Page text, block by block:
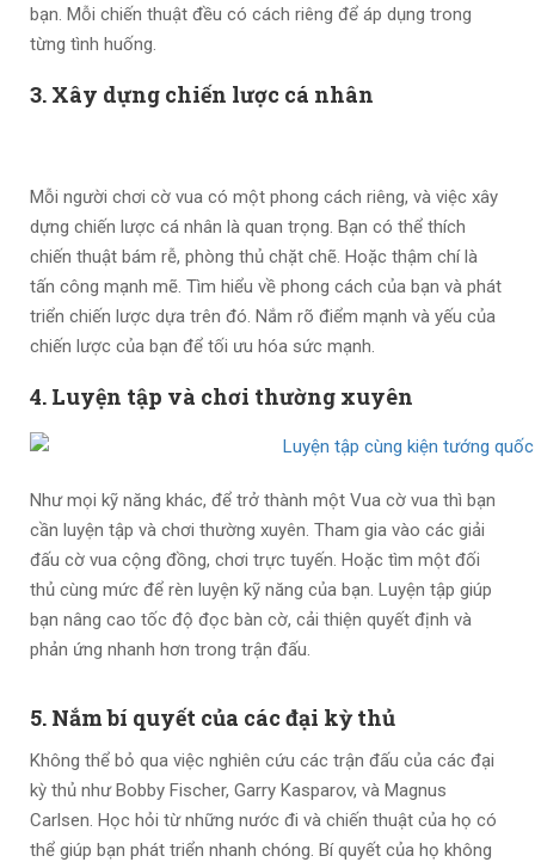
bạn. Mỗi chiến thuật đều có cách riêng để áp dụng trong
từng tình huống.
3. Xây dựng chiến lược cá nhân
Mỗi người chơi cờ vua có một phong cách riêng, và việc xây
dựng chiến lược cá nhân là quan trọng. Bạn có thể thích
chiến thuật bám rễ, phòng thủ chặt chẽ. Hoặc thậm chí là
tấn công mạnh mẽ. Tìm hiểu về phong cách của bạn và phát
triển chiến lược dựa trên đó. Nắm rõ điểm mạnh và yếu của
chiến lược của bạn để tối ưu hóa sức mạnh.
4. Luyện tập và chơi thường xuyên
Như mọi kỹ năng khác, để trở thành một Vua cờ vua thì bạn
cần luyện tập và chơi thường xuyên. Tham gia vào các giải
đấu cờ vua cộng đồng, chơi trực tuyến. Hoặc tìm một đối
thủ cùng mức để rèn luyện kỹ năng của bạn. Luyện tập giúp
bạn nâng cao tốc độ đọc bàn cờ, cải thiện quyết định và
phản ứng nhanh hơn trong trận đấu.
5. Nắm bí quyết của các đại kỳ thủ
Không thể bỏ qua việc nghiên cứu các trận đấu của các đại
kỳ thủ như Bobby Fischer, Garry Kasparov, và Magnus
Carlsen. Học hỏi từ những nước đi và chiến thuật của họ có
thể giúp bạn phát triển nhanh chóng. Bí quyết của họ không